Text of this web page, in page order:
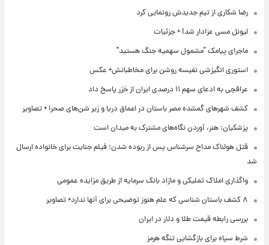
رضا شکاری از تیم جدیدش رونمایی کرد
لیونل مسی عزادار شد! + جزئیات
ماجرای پیامک "مشمول سهمیه جنگ هستید"
استوری انگیزشی نفیسه روشن برای مخاطبانش+ عکس
عراقچی به ادعای سهم ۱۱ درصدی ایران از خزر پاسخ داد
کشف شهرهای گمشده مصر باستان در اعماق دریا و زیر شن‌های صحرا + تصاویر
پزشکیان: هنر، آوردن نگاه‌های مشترک به میدان است
قتل هولناک مداح سرشناس پس از ربوده شدن؛ فیلم جنایت برای خانواده ارسال
شد
واگذاری املاک تملیکی و مازاد بانک سرمایه از طریق مزایده عمومی
۸ کشف باستان شناسی که علم هنوز توضیحی برای آنها ندارد+ تصاویر
بررسی رابطه قیمت طلا و دلار در ایران
شرط سپاه برای بازگشایی تنگه هرمز